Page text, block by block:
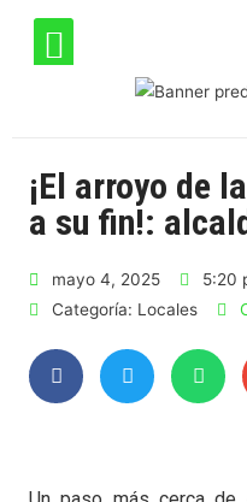
¡El arroyo de
a su fin!:
mayo 4, 2025 5:20
Categoría: Locales